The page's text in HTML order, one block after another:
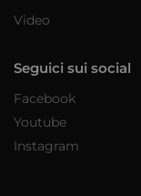
Video
Seguici sui social
Facebook
Youtube
Instagram